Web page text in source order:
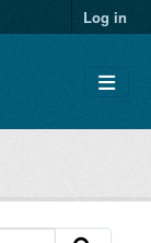
Log in